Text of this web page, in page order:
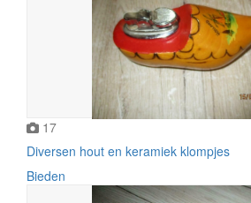
17
Diversen hout en keramiek klompjes
Bieden